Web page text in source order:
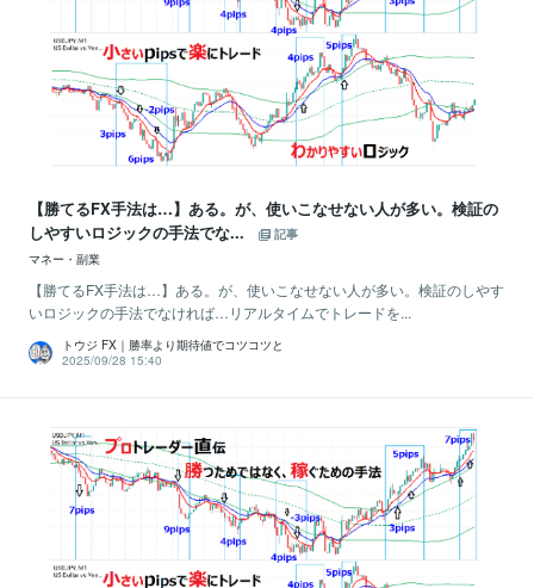
【勝てるFX手法は…】ある。が、使いこなせない人が多い。検証の
しやすいロジックの手法でな...
記事
マネー・副業
【勝てるFX手法は…】ある。が、使いこなせない人が多い。検証のしやす
いロジックの手法でなければ…リアルタイムでトレードを...
トウジ FX｜勝率より期待値でコツコツと
2025/09/28 15:40